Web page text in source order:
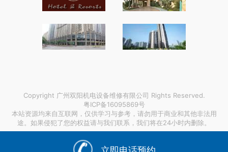
Copyright 广州双阳机电设备维修有限公司 Rights Reserved.
粤ICP备16095869号
本站资源均来自互联网，仅供学习与参考，请勿用于商业和其他非法用
途。如果侵犯了您的权益请与我们联系，我们将在24小时内删除。
|